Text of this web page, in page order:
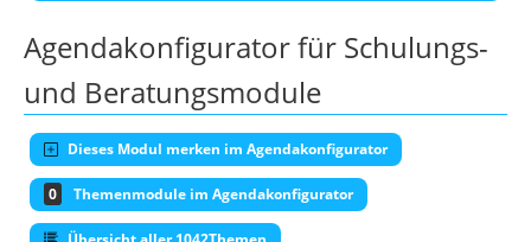
Agendakonfigurator für Schulungs-
und Beratungsmodule
Dieses Modul merken im Agendakonfigurator
0 Themenmodule im Agendakonfigurator